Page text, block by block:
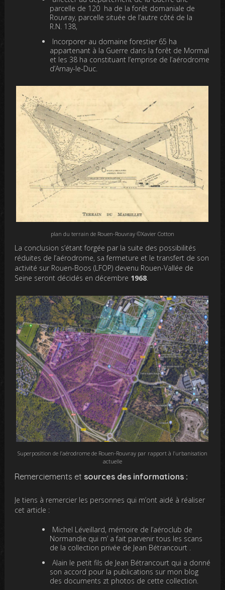
parcelle de 120 ha de la forêt domaniale de
Rouvray, parcelle située de l’autre côté de la
R.N. 138,
Incorporer au domaine forestier 65 ha
appartenant à la Guerre dans la forêt de Mormal
et les 38 ha constituant l’emprise de l’aérodrome
d’Arnay-le-Duc.
plan du terrain de Rouen-Rouvray ©Xavier Cotton
La conclusion s’étant forgée par la suite des possibilités
réduites de l’aérodrome, sa fermeture et le transfert de son
activité sur Rouen-Boos (LFOP) devenu Rouen-Vallée de
Seine seront décidés en décembre 1968
Superposition de l’aérodrome de Rouen-Rouvray par rapport à l’urbanisation
actuelle
Remerciements et sources des informations :
Je tiens à remercier les personnes qui m’ont aidé à réaliser
cet article :
Michel Léveillard, mémoire de l’aéroclub de
Normandie qui m’ a fait parvenir tous les scans
de la collection privée de Jean Bétrancourt .
Alain le petit fils de Jean Bétrancourt qui a donné
son accord pour la publications sur mon blog
des documents zt photos de cette collection.